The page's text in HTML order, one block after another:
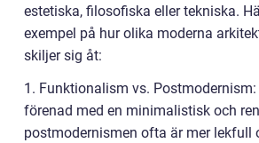
estetiska, filosofiska eller tekniska.
exempel på hur olika moderna
skiljer sig åt:
1. Funktionalism vs.
förenad med en minimalistisk och
postmodernismen ofta är mer lekfull